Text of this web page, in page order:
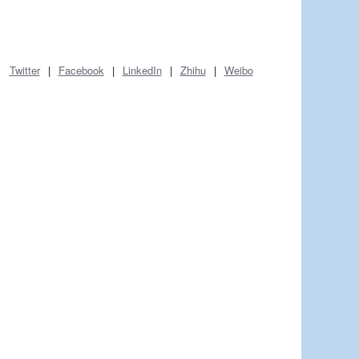
Twitter | Facebook | LinkedIn | Zhihu | Weibo